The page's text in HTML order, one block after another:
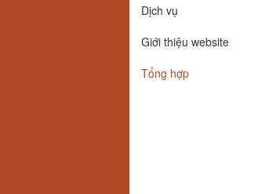
Dịch vụ
Giới thiệu website
Tổng hợp